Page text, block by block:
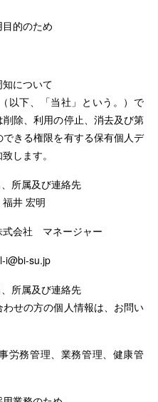
目的のため
について
以下、「当社」という。）で
除、利用の停止、消去及び第
きる権限を有する保有個人デ
します。
所属及び連絡先
井 宏明
式会社 マネージャー
i@bi-su.jp
所属及び連絡先
わせの方の個人情報は、お問い
労務管理、業務管理、健康管